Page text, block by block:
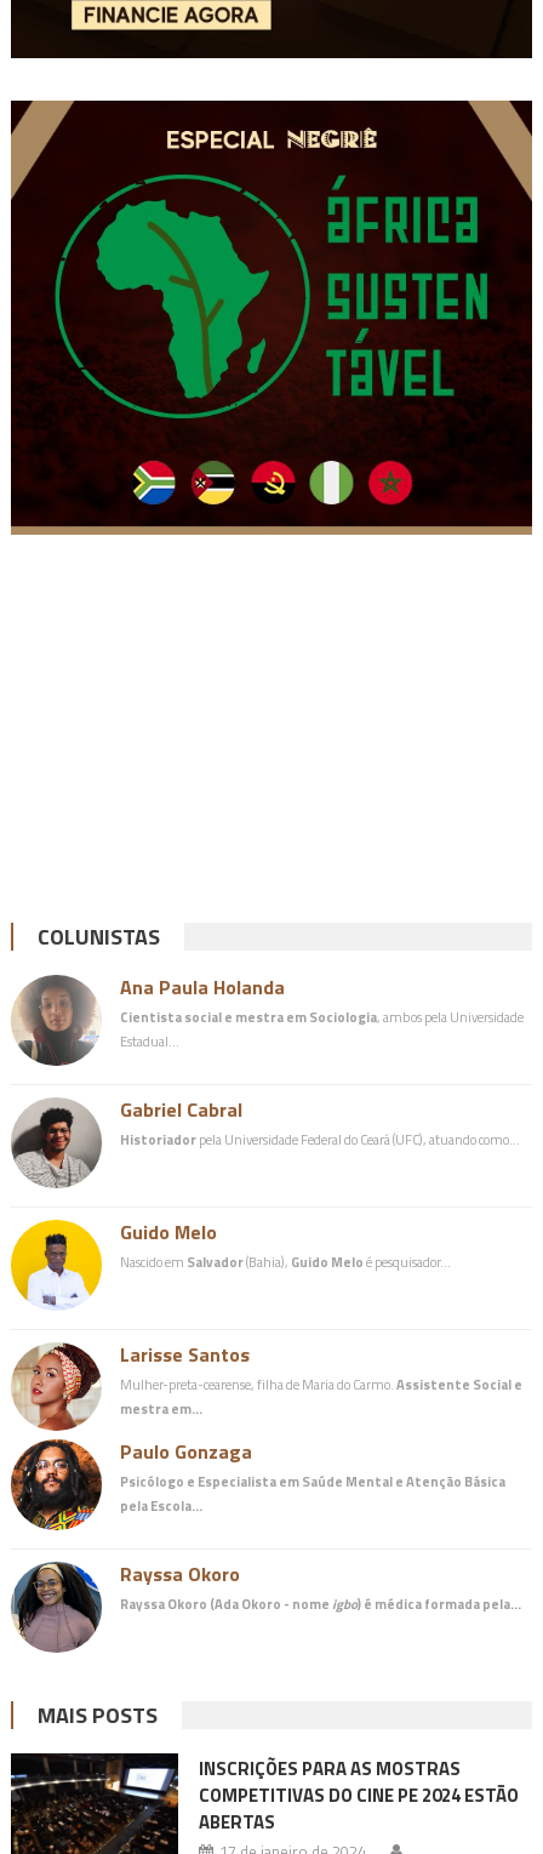
COLUNISTAS
Ana Paula Holanda
Cientista social e mestra em Sociologia, ambos pela Universidade
Estadual…
Gabriel Cabral
Historiadorpela Universidade Federal do Ceará (UFC), atuando como…
Guido Melo
Nascido em Salvador(Bahia), Guido Meloé pesquisador…
Larisse Santos
Mulher-preta-cearense, filha de Maria do Carmo.Assistente Social e
mestra em…
Paulo Gonzaga
Psicólogo e Especialista em Saúde Mental e Atenção Básica
pela Escola…
Rayssa Okoro
Rayssa Okoro (Ada Okoro - nome igbo) é médicaformada pela…
MAIS POSTS
INSCRIÇÕES PARA AS MOSTRAS
COMPETITIVAS DO CINE PE 2024 ESTÃO
ABERTAS